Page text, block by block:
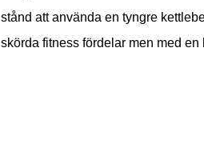
stånd att använda en tyngre
skörda fitness fördelar men med en